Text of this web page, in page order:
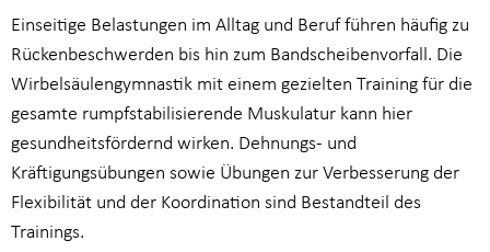
Einseitige Belastungen im Alltag und Beruf führen häufig zu
Rückenbeschwerden bis hin zum Bandscheibenvorfall. Die
Wirbelsäulengymnastik mit einem gezielten Training für die
gesamte rumpfstabilisierende Muskulatur kann hier
gesundheitsfördernd wirken. Dehnungs- und
Kräftigungsübungen sowie Übungen zur Verbesserung der
Flexibilität und der Koordination sind Bestandteil des
Trainings.